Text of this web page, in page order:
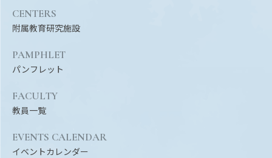
CENTERS
附属教育研究施設
PAMPHLET
パンフレット
FACULTY
教員一覧
EVENTS CALENDAR
イベントカレンダー